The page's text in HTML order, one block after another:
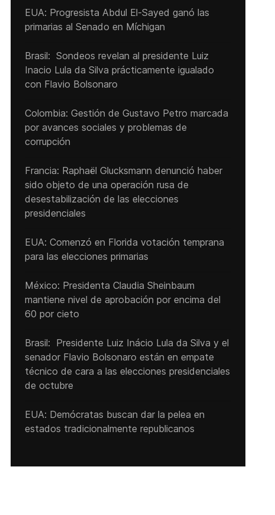
EUA: Progresista Abdul El-Sayed ganó las
primarias al Senado ‌en Míchigan
Brasil: Sondeos revelan al presidente Luiz
Inacio Lula da Silva prácticamente igualado
con Flavio Bolsonaro
Colombia: Gestión de Gustavo Petro marcada
por avances sociales y problemas de
corrupción
Francia: Raphaël Glucksmann denunció haber
sido objeto de una operación rusa de
desestabilización de las elecciones
presidenciales
EUA: Comenzó en Florida votación temprana
para las elecciones primarias
México: Presidenta Claudia Sheinbaum
mantiene nivel de aprobación por encima del
60 por cieto
Brasil: Presidente Luiz Inácio Lula da Silva y el
senador Flavio ‌Bolsonaro están en empate
técnico de cara a las ‌elecciones presidenciales
de octubre
EUA: Demócratas buscan dar la pelea en
estados tradicionalmente republicanos